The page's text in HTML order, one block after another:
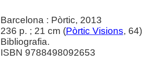
Barcelona : Pòrtic, 2013
236 p. ; 21 cm (Pòrtic Visions, 64)
Bibliografia.
ISBN 9788498092653